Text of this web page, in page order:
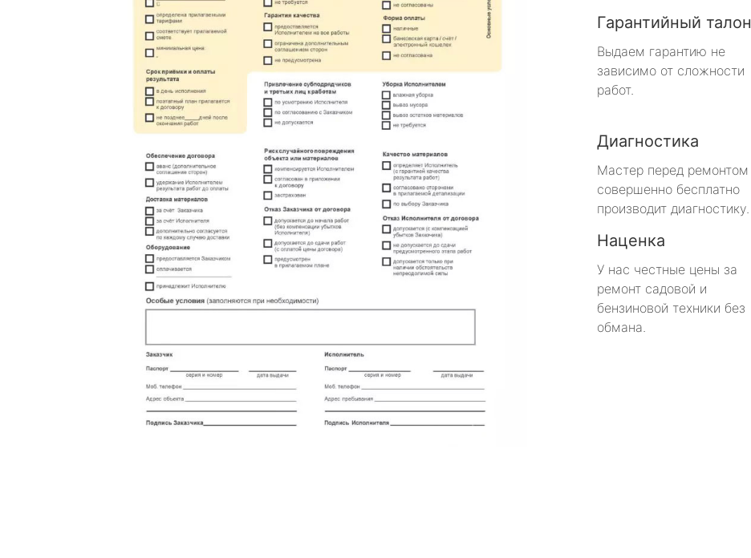
Гарантийный талон
Выдаем гарантию не
зависимо от сложности
работ.
Диагностика
Мастер перед ремонтом
совершенно бесплатно
производит диагностику.
Наценка
У нас честные цены за
ремонт садовой и
бензиновой техники без
обмана.